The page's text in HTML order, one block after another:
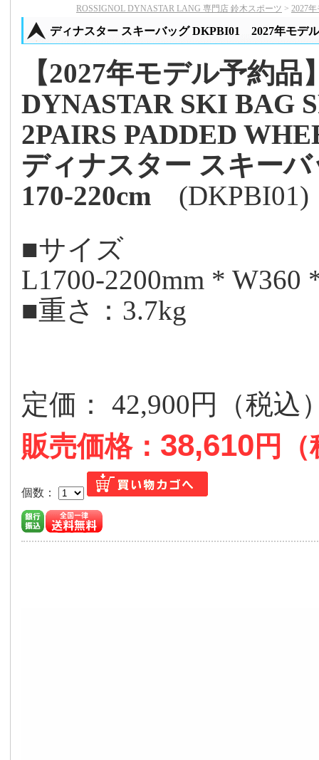
ROSSIGNOL DYNASTAR LANG 専門店 鈴木スポーツ > 2027
ディナスター スキーバッグ DKPBI01 2027年モデル
【2027年モデル予約品
DYNASTAR SKI BAG
2PAIRS PADDED
ディナスター スキー
170-220cm (DKPBI01)
■サイズ
L1700-2200mm * W360
■重さ：3.7kg
定価： 42,900円（税込
販売価格： 38,610 円
個数：